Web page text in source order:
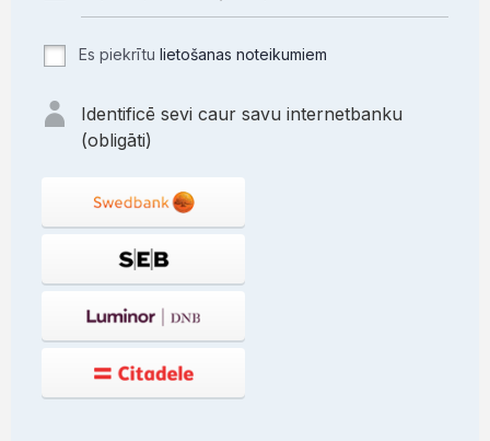
Es piekrītu lietošanas noteikumiem
Identificē sevi caur savu internetbanku
(obligāti)